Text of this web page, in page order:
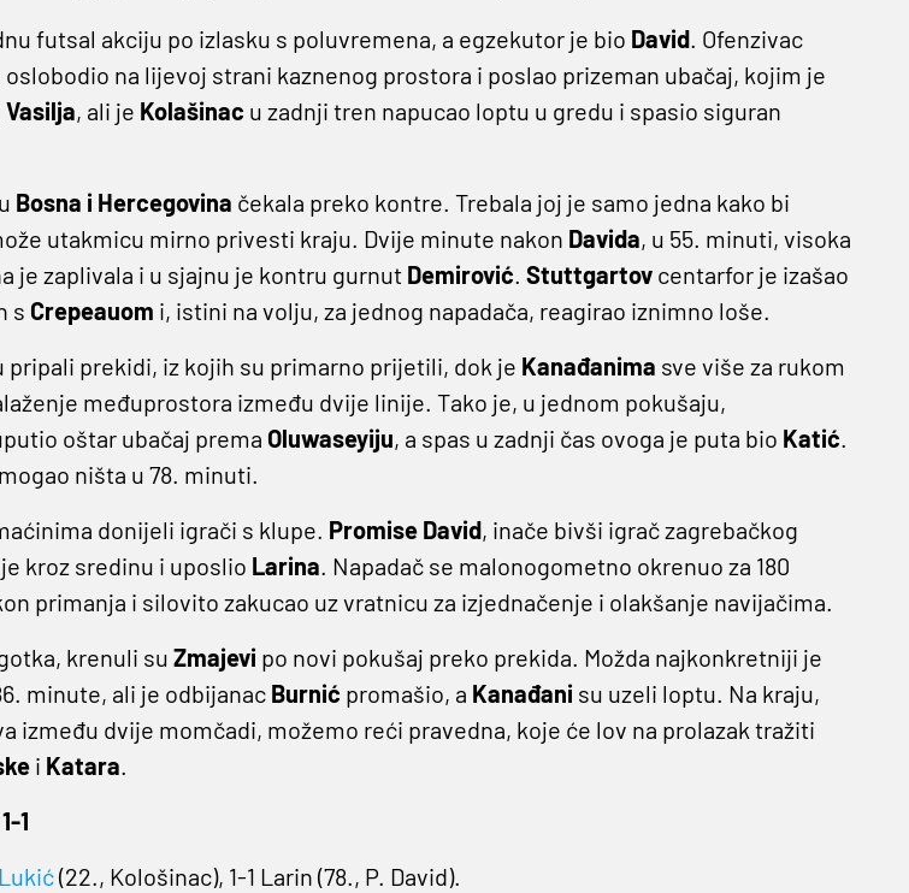
futsal akciju po izlasku s poluvremena, a egzekutor je bio David. Ofenzivac
oslobodio na lijevoj strani kaznenog prostora i poslao prizeman ubačaj, kojim je
Vasilja, ali je Kolašinac u zadnji tren napucao loptu u gredu i spasio siguran
Bosna i Hercegovina čekala preko kontre. Trebala joj je samo jedna kako bi
utakmicu mirno privesti kraju. Dvije minute nakon Davida, u 55. minuti, visoka
je zaplivala i u sjajnu je kontru gurnut Demirović. Stuttgartovcentarfor je izašao
s Crepeauom i, istini na volju, za jednog napadača, reagirao iznimno loše.
pripali prekidi, iz kojih su primarno prijetili, dok je Kanađanima sve više za rukom
međuprostora između dvije linije. Tako je, u jednom pokušaju,
oštar ubačaj prema Oluwaseyiju, a spas u zadnji čas ovoga je puta bio Katić.
ništa u 78. minuti.
donijeli igrači s klupe. Promise David, inače bivši igrač zagrebačkog
kroz sredinu i uposlio Larina. Napadač se malonogometno okrenuo za 180
primanja i silovito zakucao uz vratnicu za izjednačenje i olakšanje navijačima.
krenuli su Zmajevi po novi pokušaj preko prekida. Možda najkonkretniji je
minute, ali je odbijanac Burnić promašio, a Kanađani su uzeli loptu. Na kraju,
između dvije momčadi, možemo reći pravedna, koje će lov na prolazak tražiti
i Katara.
1
Lukić(22., Kološinac), 1-1 Larin (78., P. David).